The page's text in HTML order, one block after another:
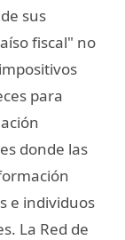
sus
fiscal" no
para
donde las
e individuos
La Red de